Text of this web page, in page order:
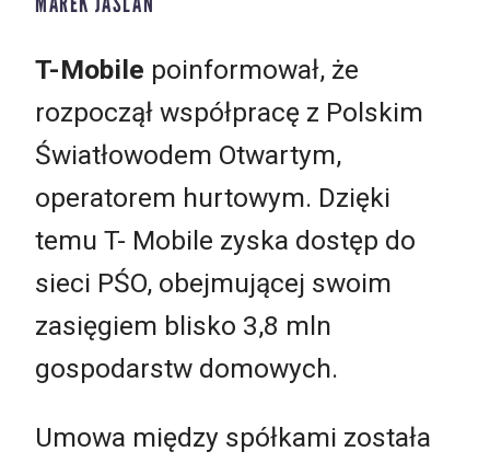
T-Mobile poinformował, że
rozpoczął współpracę z Polskim
Światłowodem Otwartym,
operatorem hurtowym. Dzięki
temu T- Mobile zyska dostęp do
sieci PŚO, obejmującej swoim
zasięgiem blisko 3,8 mln
gospodarstw domowych.
Umowa między spółkami została